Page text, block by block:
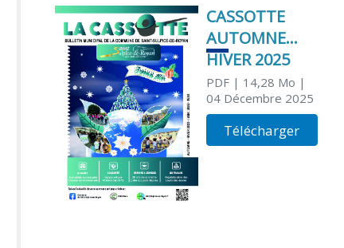
CASSOTTE
AUTOMNE
HIVER 2025
PDF| 14,28 Mo |
04 Décembre 2025
Télécharger